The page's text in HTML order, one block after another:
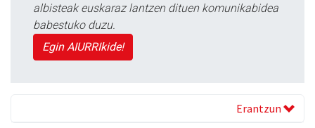
albisteak euskaraz lantzen dituen komunikabidea
babestuko duzu.
Egin AIURRIkide!
Erantzun